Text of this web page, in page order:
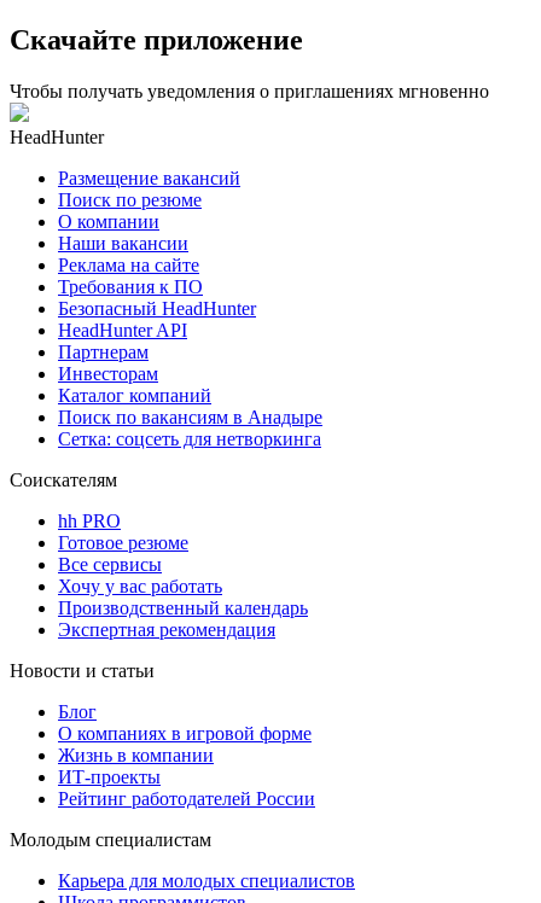
Скачайте приложение
Чтобы получать уведомления о приглашениях мгновенно
HeadHunter
Размещение вакансий
Поиск по резюме
О компании
Наши вакансии
Реклама на сайте
Требования к ПО
Безопасный HeadHunter
HeadHunter API
Партнерам
Инвесторам
Каталог компаний
Поиск по вакансиям в Анадыре
Сетка: соцсеть для нетворкинга
Соискателям
hh PRO
Готовое резюме
Все сервисы
Хочу у вас работать
Производственный календарь
Экспертная рекомендация
Новости и статьи
Блог
О компаниях в игровой форме
Жизнь в компании
ИТ-проекты
Рейтинг работодателей России
Молодым специалистам
Карьера для молодых специалистов